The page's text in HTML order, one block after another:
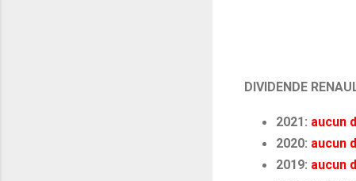
DIVIDENDE
2021: aucun
2020: aucun
2019: aucun